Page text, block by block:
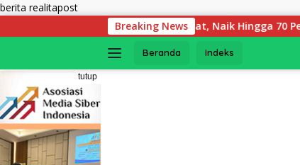
berita realitapostLangsung
konten
Breaking News
Tumbuh Pesat, Naik Hingga 70 Persen Sejak Januari
Beranda Indeks
tutup